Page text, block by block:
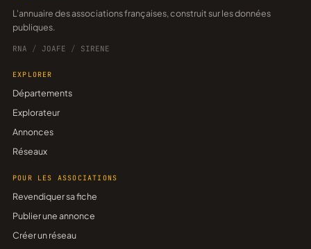
L'annuaire des associations françaises, construit sur les données
publiques.
RNA / JOAFE / SIRENE
EXPLORER
Départements
Explorateur
Annonces
Réseaux
POUR LES ASSOCIATIONS
Revendiquer sa fiche
Publier une annonce
Créer un réseau